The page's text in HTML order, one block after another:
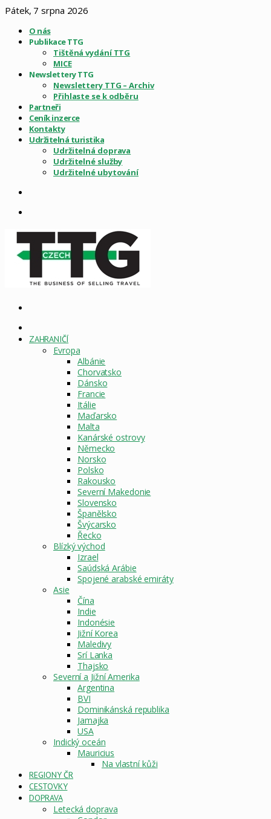
Pátek, 7 srpna 2026
O nás
Publikace TTG
Tištěná vydání TTG
MICE
Newslettery TTG
Newslettery TTG – Archiv
Přihlaste se k odběru
Partneři
Ceník inzerce
Kontakty
Udržitelná turistika
Udržitelná doprava
Udržitelné služby
Udržitelné ubytování
STRÁNKA
ZAHRANIČÍ
Evropa
Albánie
Chorvatsko
Dánsko
Francie
Itálie
Maďarsko
Malta
Kanárské ostrovy
Německo
Norsko
Polsko
Rakousko
Severní Makedonie
Slovensko
Španělsko
Švýcarsko
Řecko
Blízký východ
Izrael
Saúdská Arábie
Spojené arabské emiráty
Asie
Čína
Indie
Indonésie
Jižní Korea
Maledivy
Srí Lanka
Thajsko
Severní a Jižní Amerika
Argentina
BVI
Dominikánská republika
Jamajka
USA
Indický oceán
Mauricius
Na vlastní kůži
REGIONY ČR
CESTOVKY
DOPRAVA
Letecká doprava